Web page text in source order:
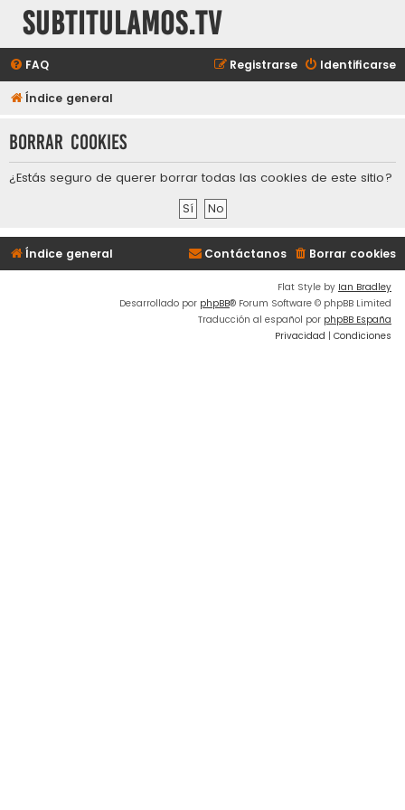
subtitulamos.tv
FAQ Identificarse
Registrarse
Índice general
Borrar cookies
¿Estás seguro de querer borrar todas las cookies de este sitio?
Índice general Borrar cookies
Contáctanos
Flat Style by Ian Bradley
Desarrollado por phpBB® Forum Software © phpBB Limited
Traducción al español por phpBB España
Privacidad | Condiciones